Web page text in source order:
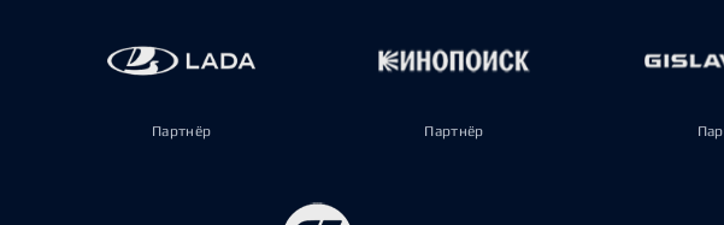
Партнёр Партнёр